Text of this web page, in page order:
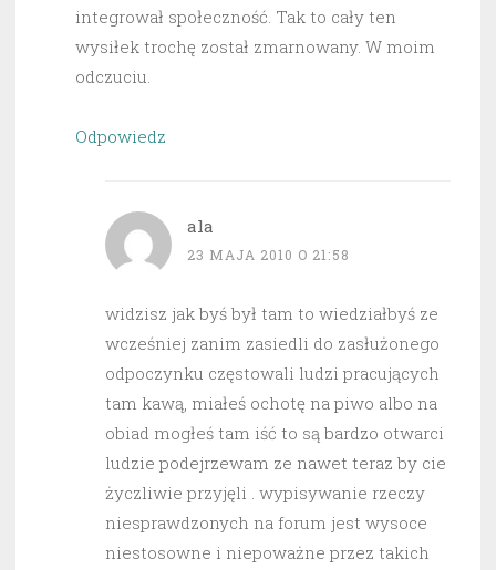
integrował społeczność. Tak to cały ten
wysiłek trochę został zmarnowany. W moim
odczuciu.
Odpowiedz
ala
23 MAJA 2010 O 21:58
widzisz jak byś był tam to wiedziałbyś ze
wcześniej zanim zasiedli do zasłużonego
odpoczynku częstowali ludzi pracujących
tam kawą, miałeś ochotę na piwo albo na
obiad mogłeś tam iść to są bardzo otwarci
ludzie podejrzewam ze nawet teraz by cie
życzliwie przyjęli . wypisywanie rzeczy
niesprawdzonych na forum jest wysoce
niestosowne i niepoważne przez takich